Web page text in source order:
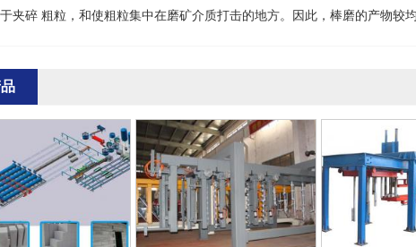
夹碎 粗粒，和使粗粒集中在磨矿介质打击的地方。因此，棒磨的产物较